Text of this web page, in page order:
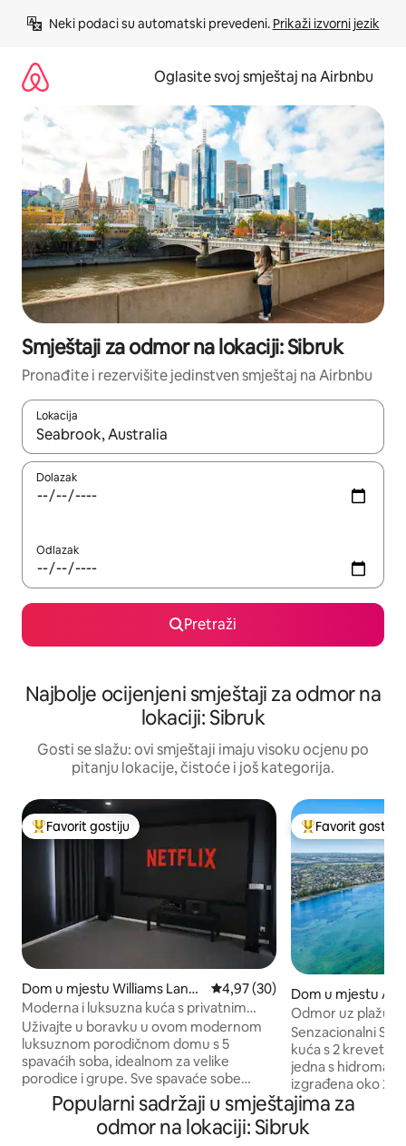
Neki podaci su automatski prevedeni. Prikaži izvorni jezik
Oglasite svoj smještaj na Airbnbu
Smještaji za odmor na lokaciji: Sibruk
Pronađite i rezervišite jedinstven smještaj na Airbnbu
Lokacija
Kad rezultati budu dostupni, krećite se gore i dolje pomoću
Dolazak
Odlazak
Pretraži
Najbolje ocijenjeni smještaji za odmor na
lokaciji: Sibruk
Gosti se slažu: ovi smještaji imaju visoku ocjenu po
pitanju lokacije, čistoće i još kategorija.
Glavni favorit gostiju
Favorit gostiju
Dom u mjestu Williams Landi
ng
Prosječna ocjena: 4,97 od 5,
4,97 (30)
Moderna i luksuzna kuća s privatnim
kupatilima.
Uživajte u boravku u ovom modernom
luksuznom porodičnom domu s 5
spavaćih soba, idealnom za velike
porodice i grupe. Sve spavaće sobe
imaju privatna kupatila, uključujući
glavnu spavaću sobu sa spa centrom i još
jednu spavaću sobu s kadom. Opustite
Glavni favorit
Favorit gostiju
Dom u mjestu
Odmor uz plažu
Senzacionalni
kuća s 2 kreveta i
jedna s
izgrađena oko
pored parka i
Flemmings
Cafea. Uživajte u
Popularni sadržaji u smještajima za
odmor na lokaciji: Sibruk